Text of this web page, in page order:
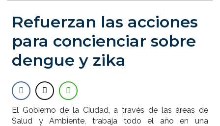
Refuerzan las acciones
para concienciar sobre
dengue y zika
El Gobierno de la Ciudad, a través de las áreas de
Salud y Ambiente, trabaja todo el año en una